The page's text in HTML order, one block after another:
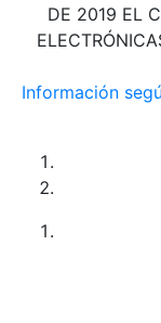
DE 2019 EL
Información